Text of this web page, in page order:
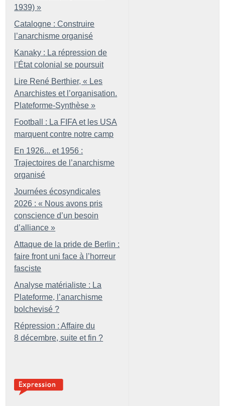
1939) »
Catalogne : Construire
l’anarchisme organisé
Kanaky : La répression de
l’État colonial se poursuit
Lire René Berthier, « Les
Anarchistes et l’organisation.
Plateforme-Synthèse »
Football : La FIFA et les USA
marquent contre notre camp
En 1926... et 1956 :
Trajectoires de l’anarchisme
organisé
Journées écosyndicales
2026 : « Nous avons pris
conscience d’un besoin
d’alliance »
Attaque de la pride de Berlin :
faire front uni face à l’horreur
fasciste
Analyse matérialiste : La
Plateforme, l’anarchisme
bolchevisé ?
Répression : Affaire du
8 décembre, suite et fin ?